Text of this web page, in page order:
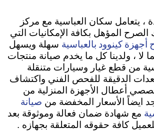
، يتعامل سكان العباسية مع مركز
الصرح المؤهل بكافة الإمكانيات التي
أجهزة كينوود بالعباسية سهلة ويسهل
لا ، ولدينا كل ما يخدم صيانة منتجات
من قطع غيار وسيارات متنقلة
الدقيقة للفحص الفني واكتشاف
أعطال الأجهزة المنزلية من
ايضاً الأسعار المخفضة من صيانة
مع شهادة ضمان فعالة وموثوقة بعد
كافة حقوقه المتعلقة بجهازه .